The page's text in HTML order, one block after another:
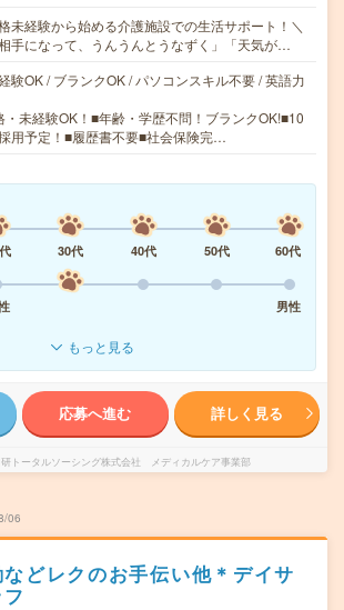
未経験から始める介護施設での生活サポート！＼
相手になって、うんうんとうなずく」「天気が…
験OK / ブランクOK / パソコンスキル不要 / 英語力
・未経験OK！■年齢・学歴不問！ブランクOK!■10
用予定！■履歴書不要■社会保険完…
30代 40代 50代
60代
男性
もっと見る
応募へ進む 詳しく見る
研トータルソーシング株式会社 メディカルケア事業部
06
どレクのお手伝い他＊デイサ